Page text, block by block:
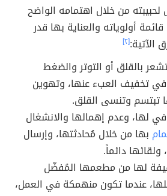
من خلال اهتمامه الواضح
أولوياته والعناية بها قدر
الآتية:[٢]
بالقلق أو التوتر والضغط
في تخفيف العبء عنها، وتهوين
تبتسم وتنسى القلق.
لها، وعدم إهمالها والانشغال
بها من خلال مُحادثتها، وإرسال
ولقائها دائماً.
لها من مطعمها المُفضّل
عندما تكون منهمكة في العمل،